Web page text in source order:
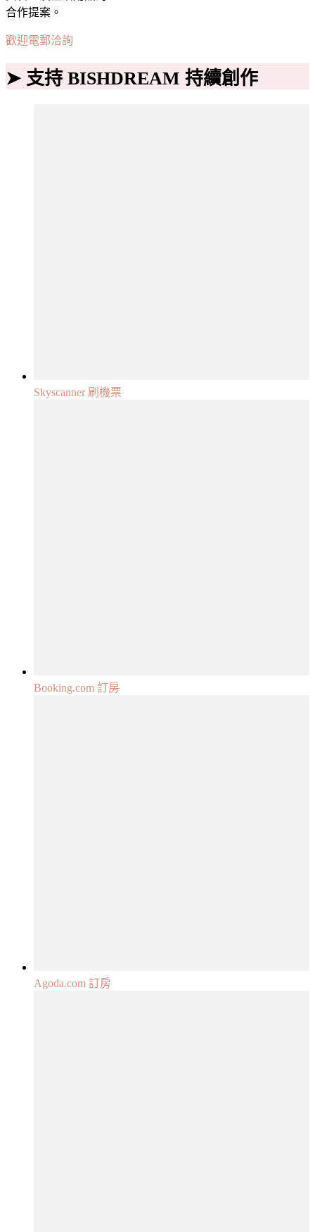
合作提案。
歡迎電郵洽詢
➤ 支持 BISHDREAM 持續創作
Skyscanner 刷機票
Booking.com 訂房
Agoda.com 訂房